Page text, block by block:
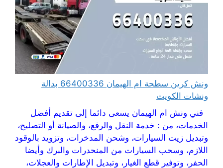
ونش كرين سطحة ام الهيمان 66400336 بدالة
ونشات الكويت
فني ونش ام الهيمان يسعى دائما إلى تقديم أفضل
الخدمات، من : خدمة النقل والرفع، والصيانة أو التصليح،
وتبديل زيت السيارات، وشحن المدخرات، وتزويد بالوقود
اللازم، وسحب السيارات من المنحدرات والبرك وأيضا
الحفر، وتوفير قطع الغيار، وتبديل الإطارات والعجلات،